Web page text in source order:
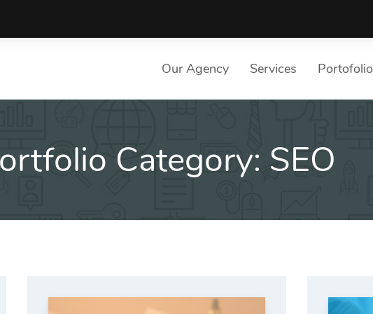
Our Agency Services Portofolio
Category: SEO